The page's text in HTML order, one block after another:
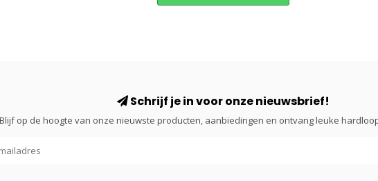
Schrijf je in voor onze nieuwsbrief!
Blijf op de hoogte van onze nieuwste producten, aanbiedingen en ontvang leuke